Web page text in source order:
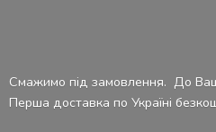
Смажимо під замовлення. До
Перша доставка по Україні